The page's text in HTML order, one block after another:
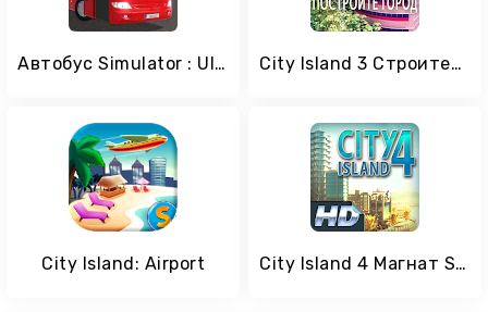
Автобус Simulator : Ultimate City Island 3 Строительный Sim
City Island: Airport City Island 4 Магнат Sim HD